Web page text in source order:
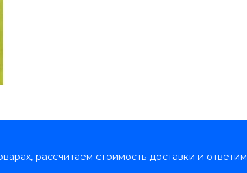
рассчитаем стоимость доставки и ответим